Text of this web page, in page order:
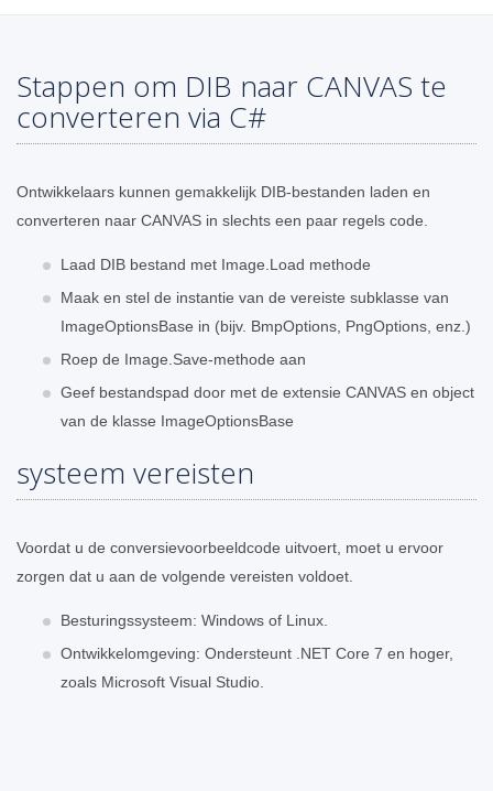
Stappen om DIB naar CANVAS te
converteren via C#
Ontwikkelaars kunnen gemakkelijk DIB-bestanden laden en
converteren naar CANVAS in slechts een paar regels code.
Laad DIB bestand met Image.Load methode
Maak en stel de instantie van de vereiste subklasse van
ImageOptionsBase in (bijv. BmpOptions, PngOptions, enz.)
Roep de Image.Save-methode aan
Geef bestandspad door met de extensie CANVAS en object
van de klasse ImageOptionsBase
systeem vereisten
Voordat u de conversievoorbeeldcode uitvoert, moet u ervoor
zorgen dat u aan de volgende vereisten voldoet.
Besturingssysteem: Windows of Linux.
Ontwikkelomgeving: Ondersteunt .NET Core 7 en hoger,
zoals Microsoft Visual Studio.